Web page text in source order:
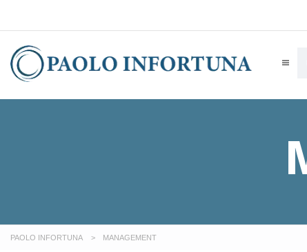
PAOLO INFORTUNA > MANAGEMENT